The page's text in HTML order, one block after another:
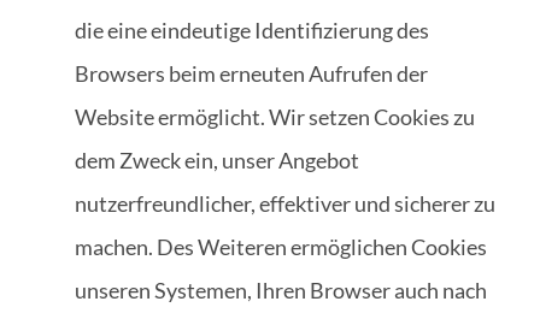
die eine eindeutige Identifizierung des
Browsers beim erneuten Aufrufen der
Website ermöglicht. Wir setzen Cookies zu
dem Zweck ein, unser Angebot
nutzerfreundlicher, effektiver und sicherer zu
machen. Des Weiteren ermöglichen Cookies
unseren Systemen, Ihren Browser auch nach